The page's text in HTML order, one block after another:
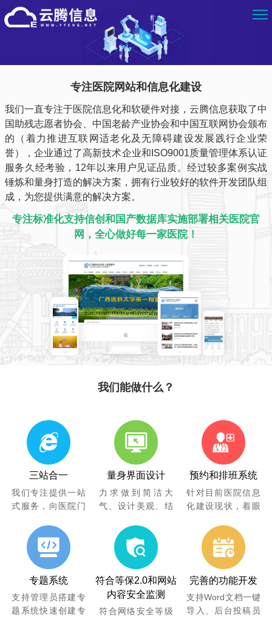
专注医院网站和信息化建设
我们一直专注于医院信息化和软硬件对接，云腾信息获取了中
国助残志愿者协会、中国老龄产业协会和中国互联网协会颁布
的（着力推进互联网适老化及无障碍建设发展践行企业荣
誉），企业通过了高新技术企业和ISO9001质量管理体系认证
服务久经考验，12年以来用户见证品质。经过较多案例实战
锤炼和量身打造的解决方案，拥有行业较好的软件开发团队组
成，为您提供满意的解决方案。
专注标准化支持信创和国产数据库实施部署相关医院官
网，全心做好每一家医院！
我们能做什么？
三站合一
我们专注提供一站
式服务，向医院门
可以通过一个后台
实现医院内网、外
网PC端、手机端和
微信端统一管理。
量身界面设计
力求做到简洁大
气、设计美观、结
发、操作简便、体
验性符合人性化，
根据医院VI视觉效
果标准进行设计、
兼容性更符合现代
浏览器的多样性。
预约和排班系统
针对目前医院信息
化建设现状，着眼
息化应用发展要
求，针对二级、三
级乙等医院和三级
甲等医院的临床业
务、云腾已开发完
善的预约系统、排
班系统。
专题系统
支持管理员搭建专
题系统快速创建专
符合等保2.0和网站
内容安全监测
符合网络安全等级
完善的功能开发
支持Word文档一键
导入、后台投稿员